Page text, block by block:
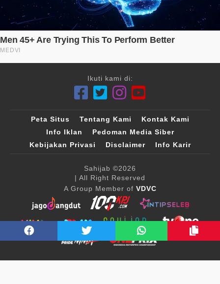
Ikuti kami di:
Peta Situs Tentang Kami
Kontak Kami
Info Iklan
Pedoman Media Siber
Kebijakan Privasi
Disclaimer Info Karir
Sahijab ©2026
| All Right Reserved
A Group Member of VDVC